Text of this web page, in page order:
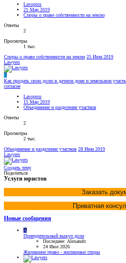
Lavopros
21 Мар 2019
Споры о праве собственности на землю
Ответы
2
Просмотры
1 тыс.
Споры о праве собственности на землю 25 Июн 2019
Lawyers
L
Как продать свою долю в дачном доме и земельном
согласие
Lavopros
15 Мар 2019
Объединение и разделение участков
Ответы
2
Просмотры
2 тыс.
Объединение и разделение участков 28 Июн 2019
Lawyers
Создать тему
Поделиться
Услуги юристов
Заказать
Приватная
Новые сообщения
A
Принудительный выкуп доли
Последнее: Alexandit
24 Июл 2026
Жилищное право - жилищные споры